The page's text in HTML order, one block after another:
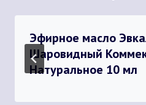
Эфирное масло
Шаровидный
Натуральное 10 мл